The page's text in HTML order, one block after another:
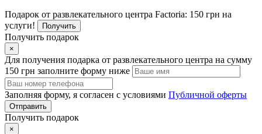
Подарок от развлекательного центра Factoria: 150 грн на
услуги!
Получить
Получить подарок
×
Для получения подарка от развлекательного центра на сумму
150 грн заполните форму ниже
Заполняя форму, я согласен с условиями Публичной оферты
Отправить
Получить подарок
×